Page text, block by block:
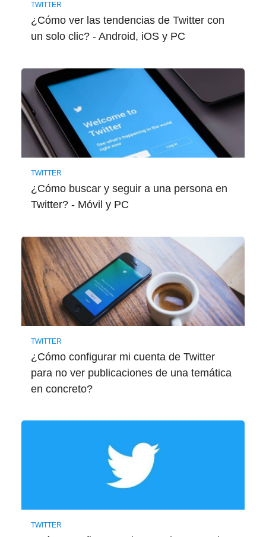
TWITTER
¿Cómo ver las tendencias de Twitter con
un solo clic? - Android, iOS y PC
TWITTER
¿Cómo buscar y seguir a una persona en
Twitter? - Móvil y PC
TWITTER
¿Cómo configurar mi cuenta de Twitter
para no ver publicaciones de una temática
en concreto?
TWITTER